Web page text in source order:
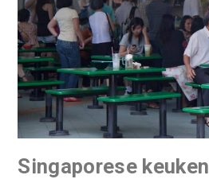
Singaporese keuken